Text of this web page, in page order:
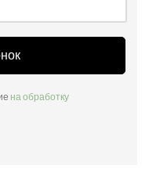
на обработку